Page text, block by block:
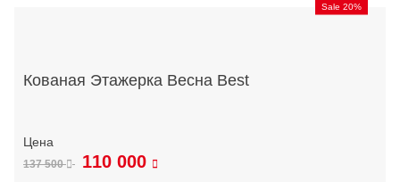
Sale 20%
Кованая Этажерка Весна Best
137 500 110 000